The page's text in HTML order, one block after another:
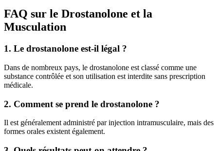
FAQ sur le Drostanolone et la
Musculation
1. Le drostanolone est-il légal ?
Dans de nombreux pays, le drostanolone est classé comme une
substance contrôlée et son utilisation est interdite sans prescription
médicale.
2. Comment se prend le drostanolone ?
Il est généralement administré par injection intramusculaire, mais des
formes orales existent également.